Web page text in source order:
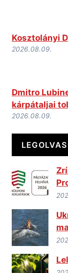
Kosztolányi
2026.08.09.
Dmitro
kárpátaljai
2026.08.09.